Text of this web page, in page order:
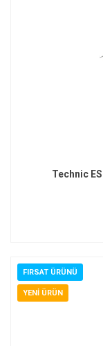
Technic
FIRSAT ÜRÜNÜ
YENI ÜRÜN